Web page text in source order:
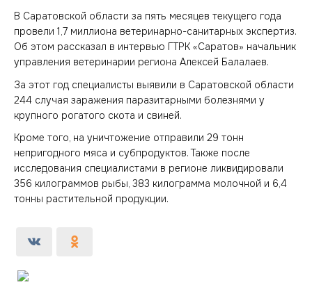
В Саратовской области за пять месяцев текущего года
провели 1,7 миллиона ветеринарно-санитарных экспертиз.
Об этом рассказал в интервью ГТРК «Саратов» начальник
управления ветеринарии региона Алексей Балалаев.
За этот год специалисты выявили в Саратовской области
244 случая заражения паразитарными болезнями у
крупного рогатого скота и свиней.
Кроме того, на уничтожение отправили 29 тонн
непригодного мяса и субпродуктов. Также после
исследования специалистами в регионе ликвидировали
356 килограммов рыбы, 383 килограмма молочной и 6,4
тонны растительной продукции.